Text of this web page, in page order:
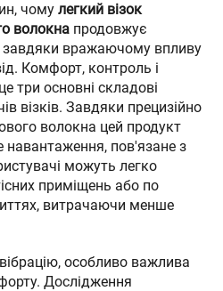
чому легкий візок
волокна продовжує
завдяки вражаючому впливу
Комфорт, контроль і
три основні складові
візків. Завдяки прецизійно
волокна цей продукт
пов'язане з
можуть легко
приміщень або по
витрачаючи менше
особливо важлива
Дослідження